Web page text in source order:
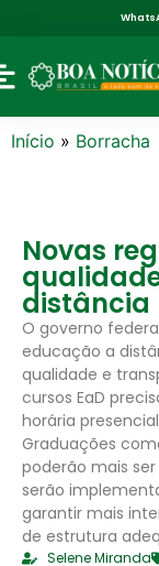
Início » Borracha
Novas
distância
O governo
educação a
qualidade e
cursos EaD
horária
Graduações
poderão mais
serão
garantir mais
de estrutura
Selene Miranda